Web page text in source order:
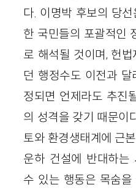
다. 이명박 후보의 당
한 국민들의 포괄적인
로 해석될 것이며, 헌
던 행정수도 이전과
정되면 언제라도 추진
의 성격을 갖기 때문이
토와 환경생태계에 근
운하 건설에 반대하는
수 있는 행동은 목숨